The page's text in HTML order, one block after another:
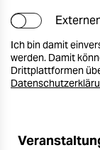
Ich bin damit
werden. Damit
Drittplattformen